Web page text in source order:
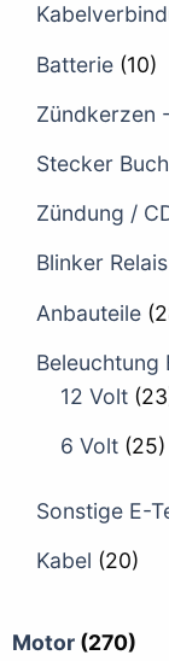
Batterie (10)
Zündkerzen
Stecker
Zündung /
Blinker Relais
Anbauteile
Beleuchtung
12 Volt
6 Volt (25)
Sonstige E-
Kabel (20)
Motor (270)